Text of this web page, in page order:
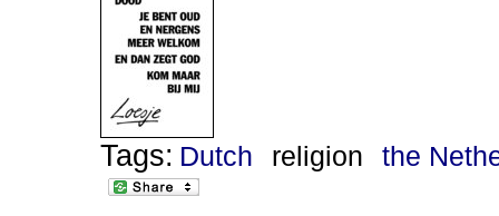
Tags: Dutch religion the